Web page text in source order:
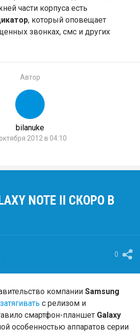
части корпуса есть
, который оповещает
звонках, смс и других
Автор
bilanuke
2012 в 04:10
NOTE II СКОРО В
0
компании Samsung
с релизом и
смартфон-планшет Galaxy
особенностью аппаратов серии